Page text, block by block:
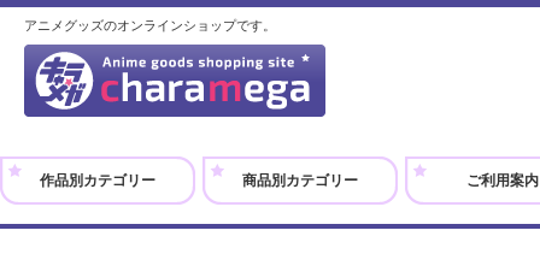
アニメグッズのオンラインショップです。
作品別カテゴリー 商品別カテゴリー ご利用案内